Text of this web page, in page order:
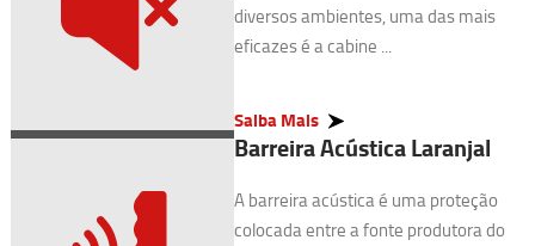
diversos ambientes, uma das mais
eficazes é a cabine ...
Saiba Mais
Barreira Acústica Laranjal
A barreira acústica é uma proteção
colocada entre a fonte produtora do